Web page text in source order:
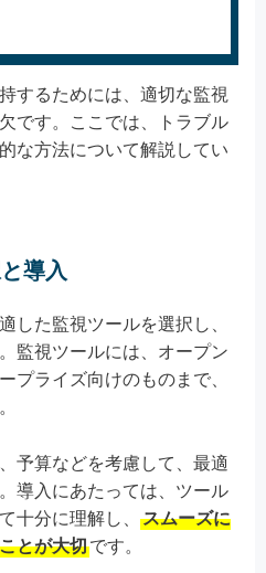
するためには、適切な監視
です。ここでは、トラブル
な方法について解説してい
導入
した監視ツールを選択し、
監視ツールには、オープン
プライズ向けのものまで、
予算などを考慮して、最適
導入にあたっては、ツール
十分に理解し、
スムーズに
とが大切です。